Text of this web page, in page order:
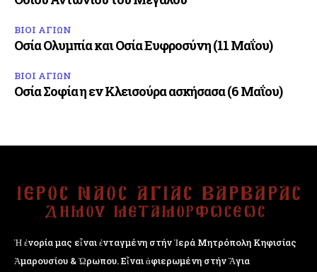
ΒΙΟΙ ΑΓΙΩΝ
Οσία Ολυμπία και Οσία Ευφροσύνη (11 Μαΐου)
ΒΙΟΙ ΑΓΙΩΝ
Οσία Σοφία η εν Κλεισούρα ασκήσασα (6 Μαΐου)
Ἡ ἐνορία μας εἶναι ἐνταγμένη στήν Ἱερά Μητρόπολη Κηφισίας
Ἁμαρουσίου & Ὠρωπου. Εἶναι ἀφιερωμένη στήν Ἅγια